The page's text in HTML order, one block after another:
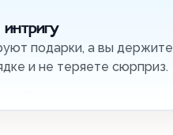
подарки, а вы держите
и не теряете сюрприз.